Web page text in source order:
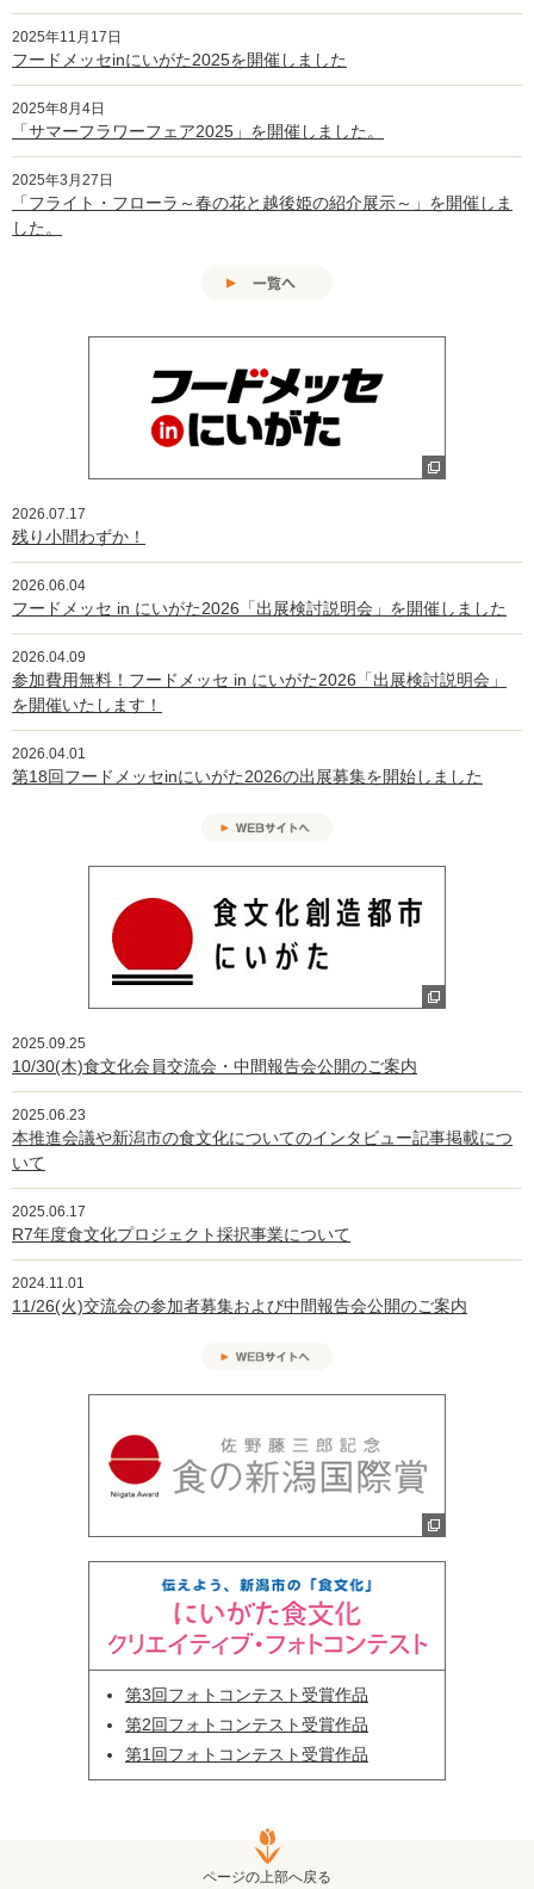
2025年11月17日
フードメッセinにいがた2025を開催しました
2025年8月4日
「サマーフラワーフェア2025」を開催しました。
2025年3月27日
「フライト・フローラ～春の花と越後姫の紹介展示～」を開催しま
した。
2026.07.17
残り小間わずか！
2026.06.04
フードメッセ in にいがた2026「出展検討説明会」を開催しました
2026.04.09
参加費用無料！フードメッセ in にいがた2026「出展検討説明会」
を開催いたします！
2026.04.01
第18回フードメッセinにいがた2026の出展募集を開始しました
2025.09.25
10/30(木)食文化会員交流会・中間報告会公開のご案内
2025.06.23
本推進会議や新潟市の食文化についてのインタビュー記事掲載につ
いて
2025.06.17
R7年度食文化プロジェクト採択事業について
2024.11.01
11/26(火)交流会の参加者募集および中間報告会公開のご案内
第3回フォトコンテスト受賞作品
第2回フォトコンテスト受賞作品
第1回フォトコンテスト受賞作品
ページの上部へ戻る